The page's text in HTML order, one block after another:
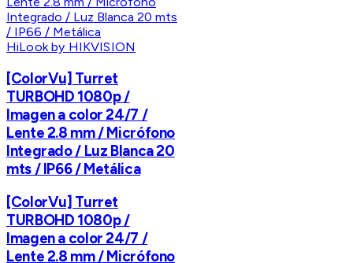
HiLook by HIKVISION
[ColorVu] Turret
TURBOHD 1080p /
Imagen a color 24/7 /
Lente 2.8 mm / Micrófono
Integrado / Luz Blanca 20
mts / IP66 / Metálica
[ColorVu] Turret
TURBOHD 1080p /
Imagen a color 24/7 /
Lente 2.8 mm / Micrófono